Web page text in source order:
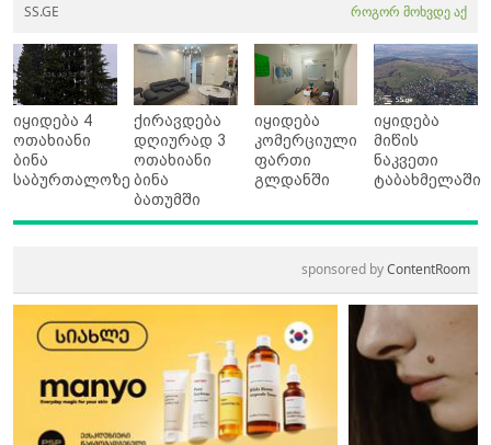
SS.GE როგორ მოხვდე აქ
იყიდება 4
ოთახიანი
ბინა
საბურთალოზე
ქირავდება
დღიურად 3
ოთახიანი
ბინა
ბათუმში
იყიდება
კომერციული
ფართი
გლდანში
იყიდება
მიწის
ნაკვეთი
ტაბახმელაში
sponsored byContentRoom